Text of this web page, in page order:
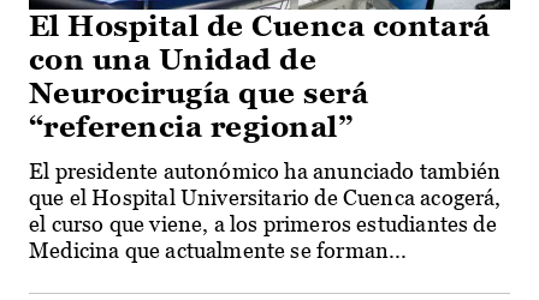
El Hospital de Cuenca contará
con una Unidad de
Neurocirugía que será
“referencia regional”
El presidente autonómico ha anunciado también
que el Hospital Universitario de Cuenca acogerá,
el curso que viene, a los primeros estudiantes de
Medicina que actualmente se forman...